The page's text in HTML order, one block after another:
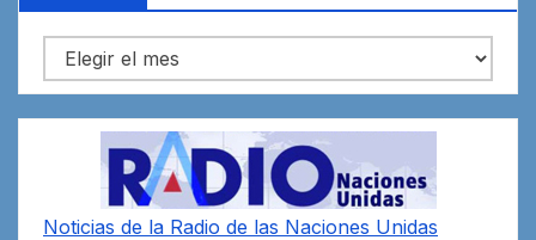
Archivos
Noticias de la Radio de las Naciones Unidas